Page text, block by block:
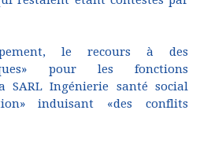
le recours à des
pour les fonctions
SARL Ingénierie santé social
induisant «des conflits